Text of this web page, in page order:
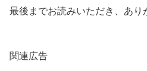
最後までお読みいただき、あり
関連広告